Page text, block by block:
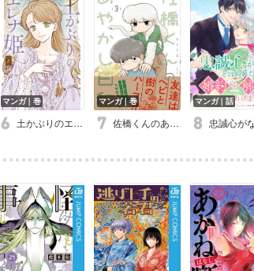
マンガ｜巻
土かぶりのエレナ姫
マンガ｜巻
佐橋くんのあやかし日和【電子特典付き】
マンガ｜話